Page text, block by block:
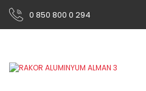
0 850 800 0 294